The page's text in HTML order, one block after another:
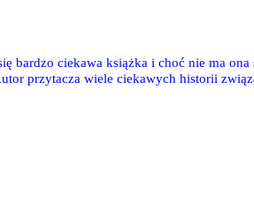
bardzo ciekawa książka i choć nie ma
przytacza wiele ciekawych historii